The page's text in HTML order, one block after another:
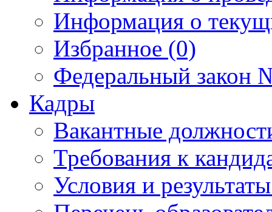
Информация о
Избранное (0)
Федеральный закон
Кадры
Вакантные
Требования к
Условия и